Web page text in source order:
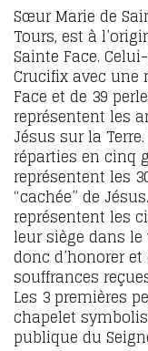
Sœur Marie de
Tours, est à
Sainte Face.
Crucifix avec une
Face et de 39
représentent les
Jésus sur la
réparties en cinq
représentent les
“cachée” de
représentent les
leur siège dans
donc d’honorer
souffrances
Les 3 premières
chapelet
publique du